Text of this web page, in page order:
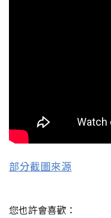
部分截圖來源
您也許會喜歡：